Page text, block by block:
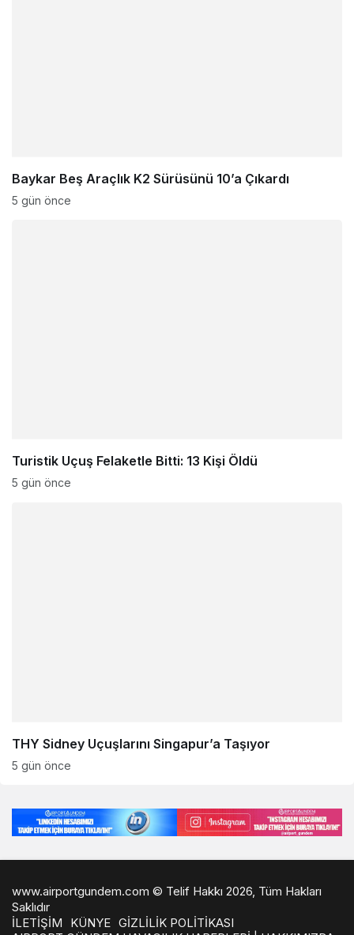
Baykar Beş Araçlık K2 Sürüsünü 10’a Çıkardı
5 gün önce
Turistik Uçuş Felaketle Bitti: 13 Kişi Öldü
5 gün önce
THY Sidney Uçuşlarını Singapur’a Taşıyor
5 gün önce
www.airportgundem.com © Telif Hakkı 2026, Tüm Hakları
Saklıdır
İLETİŞİM
KÜNYE GİZLİLİK POLİTİKASI